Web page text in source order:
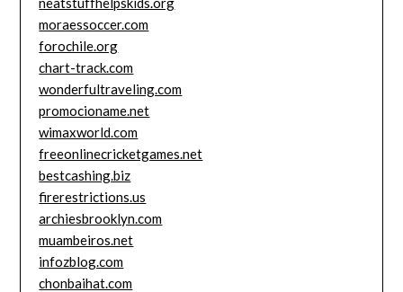
moraessoccer.com
forochile.org
chart-track.com
wonderfultraveling.com
promocioname.net
wimaxworld.com
freeonlinecricketgames.net
bestcashing.biz
firerestrictions.us
archiesbrooklyn.com
muambeiros.net
infozblog.com
chonbaihat.com